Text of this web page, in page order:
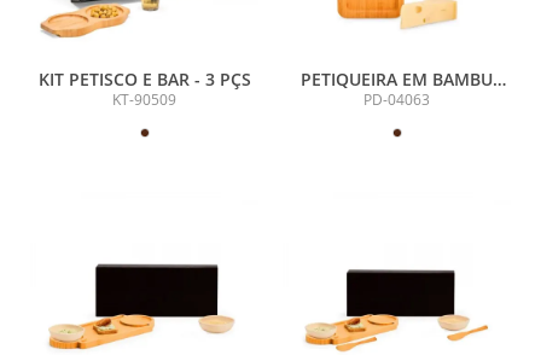
KIT PETISCO E BAR - 3 PÇS
KT-90509
PETIQUEIRA EM BAMBU
COM ALÇA - 33X14X2CM
PD-04063